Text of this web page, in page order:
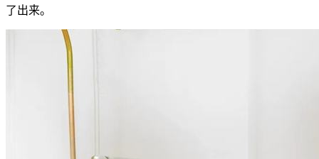
了出来。